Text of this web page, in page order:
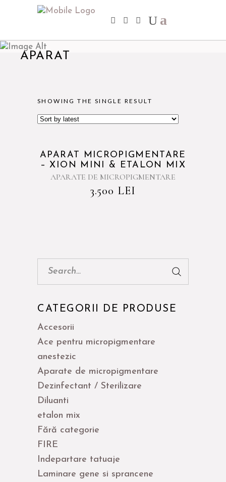
APARAT
SHOWING THE SINGLE RESULT
APARAT MICROPIGMENTARE
– XION MINI & ETALON MIX
APARATE DE MICROPIGMENTARE
3.500 LEI
CATEGORII DE PRODUSE
Accesorii
Ace pentru micropigmentare
anestezic
Aparate de micropigmentare
Dezinfectant / Sterilizare
Diluanti
etalon mix
Fără categorie
FIRE
Indepartare tatuaje
Laminare gene si sprancene